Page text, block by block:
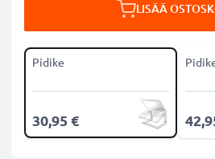
LISÄÄ
Pidike
30,95 €